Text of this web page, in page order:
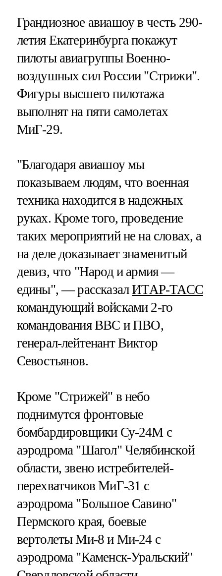
Грандиозное авиашоу в честь 290-
летия Екатеринбурга покажут
пилоты авиагруппы Военно-
воздушных сил России "Стрижи".
Фигуры высшего пилотажа
выполнят на пяти самолетах
МиГ-29.
"Благодаря авиашоу мы
показываем людям, что военная
техника находится в надежных
руках. Кроме того, проведение
таких мероприятий не на словах, а
на деле доказывает знаменитый
девиз, что "Народ и армия —
едины", — рассказалИТАР-ТАСС
командующий войсками 2-го
командования ВВС и ПВО,
генерал-лейтенант Виктор
Севостьянов.
Кроме "Стрижей" в небо
поднимутся фронтовые
бомбардировщики Су-24М с
аэродрома "Шагол" Челябинской
области, звено истребителей-
перехватчиков МиГ-31 с
аэродрома "Большое Савино"
Пермского края, боевые
вертолеты Ми-8 и Ми-24 с
аэродрома "Каменск-Уральский"